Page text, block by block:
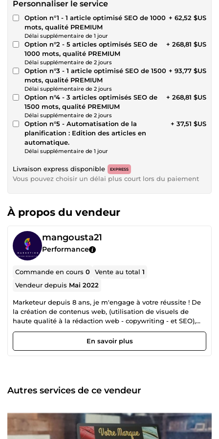
Personnaliser le service
Option n°1 - 1 article optimisé SEO de 1000
mots, qualité PREMIUM
Délai supplémentaire de 1 jour
+ 62,52 $US
Option n°2 - 5 articles optimisés SEO de
1000 mots, qualité PREMIUM
Délai supplémentaire de 2 jours
+ 268,81 $US
Option n°3 - 1 article optimisé SEO de 1500
mots, qualité PREMIUM
Délai supplémentaire de 2 jours
+ 93,77 $US
Option n°4 - 3 articles optimisés SEO de
1500 mots, qualité PREMIUM
Délai supplémentaire de 2 jours
+ 268,81 $US
Option n°5 - Automatisation de la
planification : Edition des articles en
automatique.
Délai supplémentaire de 1 jour
+ 37,51 $US
Livraison express disponible EXPRESS
Vous pouvez choisir un délai plus court lors du paiement
À propos du vendeur
mangousta21
Performance
Commande en cours0 Vente au total1
Vendeur depuis Mai 2022
Marketeur depuis 8 ans, je m'engage à votre réussite ! De
la création de contenus web, (utilisation de visuels de
haute qualité à la rédaction web - copywriting - et SEO),
j'ai à coeur d'aider les entrepreneurs inspirants à
transformer leurs visiteurs en clients... Tout entrepreneur
qui se respecte doit utiliser ces outils pour créer, lancer,
facilement de vos concurrents et allez plus vite dans la
réalisation de vos projets. Soyez original : Communiquez !
En savoir plus
Autres services de ce vendeur